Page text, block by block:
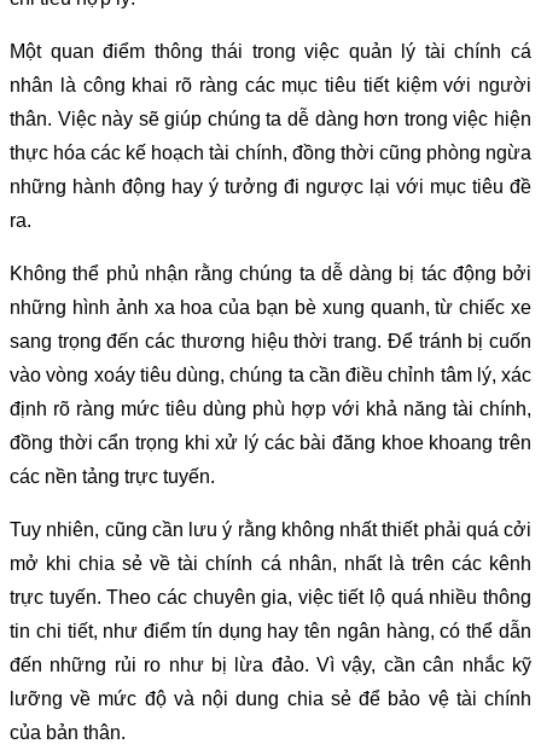
Một quan điểm thông thái trong việc quản lý tài chính cá
nhân là công khai rõ ràng các mục tiêu tiết kiệm với người
thân. Việc này sẽ giúp chúng ta dễ dàng hơn trong việc hiện
thực hóa các kế hoạch tài chính, đồng thời cũng phòng ngừa
những hành động hay ý tưởng đi ngược lại với mục tiêu đề
ra.
Không thể phủ nhận rằng chúng ta dễ dàng bị tác động bởi
những hình ảnh xa hoa của bạn bè xung quanh, từ chiếc xe
sang trọng đến các thương hiệu thời trang. Để tránh bị cuốn
vào vòng xoáy tiêu dùng, chúng ta cần điều chỉnh tâm lý, xác
định rõ ràng mức tiêu dùng phù hợp với khả năng tài chính,
đồng thời cẩn trọng khi xử lý các bài đăng khoe khoang trên
các nền tảng trực tuyến.
Tuy nhiên, cũng cần lưu ý rằng không nhất thiết phải quá cởi
mở khi chia sẻ về tài chính cá nhân, nhất là trên các kênh
trực tuyến. Theo các chuyên gia, việc tiết lộ quá nhiều thông
tin chi tiết, như điểm tín dụng hay tên ngân hàng, có thể dẫn
đến những rủi ro như bị lừa đảo. Vì vậy, cần cân nhắc kỹ
lưỡng về mức độ và nội dung chia sẻ để bảo vệ tài chính
của bản thân.